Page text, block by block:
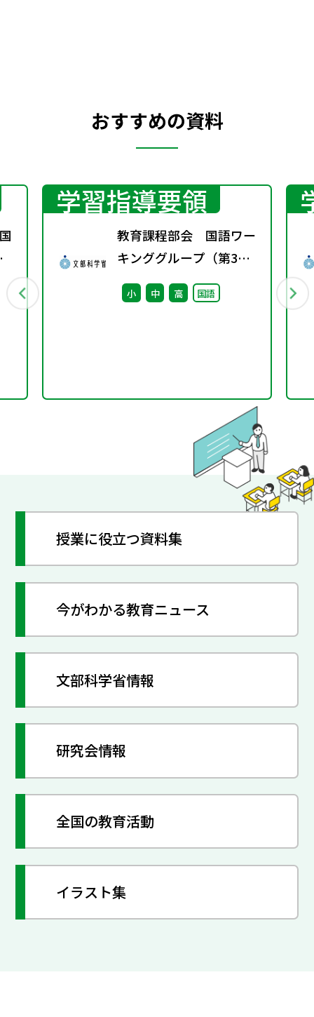
おすすめの資料
学習指導要領
教育課程部会 国語ワー
キンググループ（第3
回） 配付資料
小 中 高 国語
授業に役立つ資料集
今がわかる教育ニュース
文部科学省情報
研究会情報
全国の教育活動
イラスト集